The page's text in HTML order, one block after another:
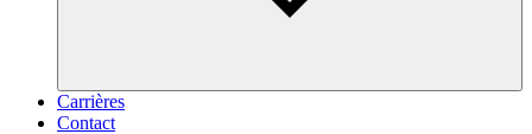
Carrières
Contact